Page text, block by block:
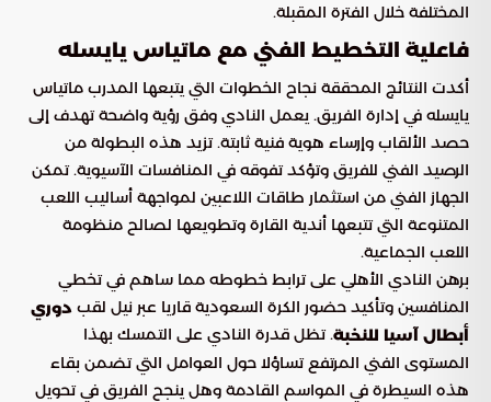
المختلفة خلال الفترة المقبلة.
فاعلية التخطيط الفني مع ماتياس يايسله
أكدت النتائج المحققة نجاح الخطوات التي يتبعها المدرب ماتياس
يايسله في إدارة الفريق. يعمل النادي وفق رؤية واضحة تهدف إلى
حصد الألقاب وإرساء هوية فنية ثابتة. تزيد هذه البطولة من
الرصيد الفني للفريق وتؤكد تفوقه في المنافسات الآسيوية. تمكن
الجهاز الفني من استثمار طاقات اللاعبين لمواجهة أساليب اللعب
المتنوعة التي تتبعها أندية القارة وتطويعها لصالح منظومة
اللعب الجماعية.
برهن النادي الأهلي على ترابط خطوطه مما ساهم في تخطي
المنافسين وتأكيد حضور الكرة السعودية قاريا عبر نيل لقب دوري
أبطال آسيا للنخبة. تظل قدرة النادي على التمسك بهذا
المستوى الفني المرتفع تساؤلا حول العوامل التي تضمن بقاء
هذه السيطرة في المواسم القادمة وهل ينجح الفريق في تحويل